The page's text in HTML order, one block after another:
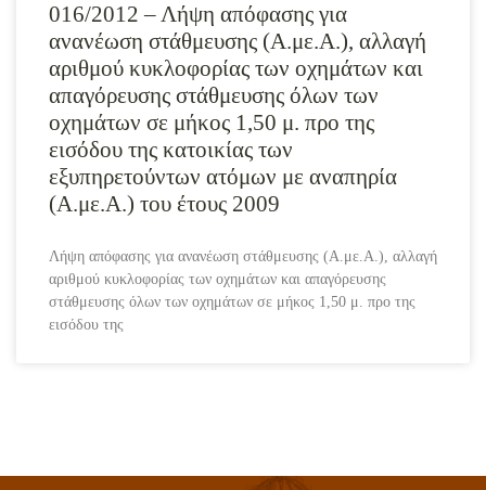
016/2012 – Λήψη απόφασης για
ανανέωση στάθμευσης (Α.με.Α.), αλλαγή
αριθμού κυκλοφορίας των οχημάτων και
απαγόρευσης στάθμευσης όλων των
οχημάτων σε μήκος 1,50 μ. προ της
εισόδου της κατοικίας των
εξυπηρετούντων ατόμων με αναπηρία
(Α.με.Α.) του έτους 2009
Λήψη απόφασης για ανανέωση στάθμευσης (Α.με.Α.), αλλαγή
αριθμού κυκλοφορίας των οχημάτων και απαγόρευσης
στάθμευσης όλων των οχημάτων σε μήκος 1,50 μ. προ της
εισόδου της